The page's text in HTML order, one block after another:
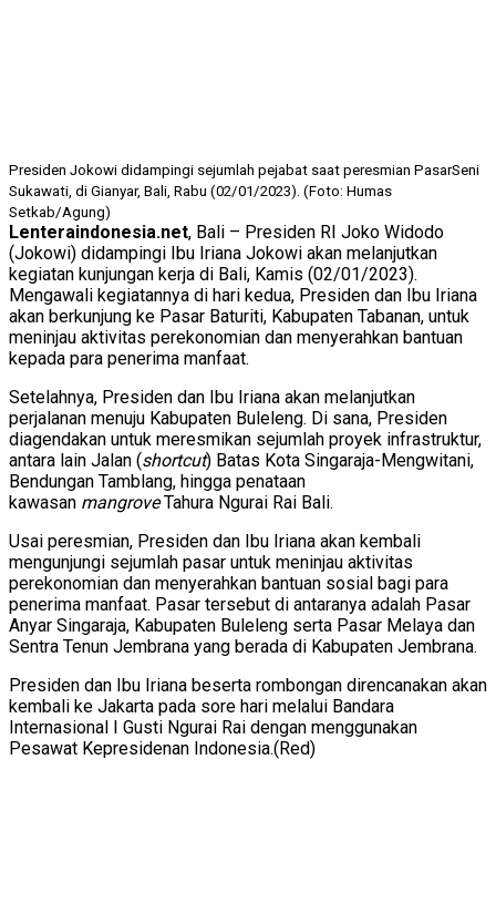
Presiden Jokowi didampingi sejumlah pejabat saat peresmian PasarSeni
Sukawati, di Gianyar, Bali, Rabu (02/01/2023). (Foto: Humas
Setkab/Agung)
Lenteraindonesia.net, Bali – Presiden RI Joko Widodo
(Jokowi) didampingi Ibu Iriana Jokowi akan melanjutkan
kegiatan kunjungan kerja di Bali, Kamis (02/01/2023).
Mengawali kegiatannya di hari kedua, Presiden dan Ibu Iriana
akan berkunjung ke Pasar Baturiti, Kabupaten Tabanan, untuk
meninjau aktivitas perekonomian dan menyerahkan bantuan
kepada para penerima manfaat.
Setelahnya, Presiden dan Ibu Iriana akan melanjutkan
perjalanan menuju Kabupaten Buleleng. Di sana, Presiden
diagendakan untuk meresmikan sejumlah proyek infrastruktur,
antara lain Jalan (shortcut) Batas Kota Singaraja-Mengwitani,
Bendungan Tamblang, hingga penataan
kawasan mangroveTahura Ngurai Rai Bali.
Usai peresmian, Presiden dan Ibu Iriana akan kembali
mengunjungi sejumlah pasar untuk meninjau aktivitas
perekonomian dan menyerahkan bantuan sosial bagi para
penerima manfaat. Pasar tersebut di antaranya adalah Pasar
Anyar Singaraja, Kabupaten Buleleng serta Pasar Melaya dan
Sentra Tenun Jembrana yang berada di Kabupaten Jembrana.
Presiden dan Ibu Iriana beserta rombongan direncanakan akan
kembali ke Jakarta pada sore hari melalui Bandara
Internasional I Gusti Ngurai Rai dengan menggunakan
Pesawat Kepresidenan Indonesia.(Red)